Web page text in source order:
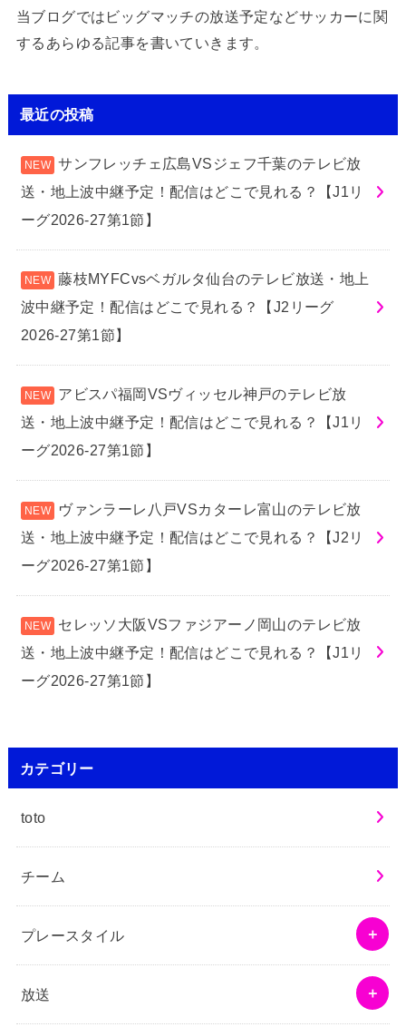
当ブログではビッグマッチの放送予定などサッカーに関
するあらゆる記事を書いていきます。
最近の投稿
サンフレッチェ広島VSジェフ千葉のテレビ放
送・地上波中継予定！配信はどこで見れる？【J1リ
ーグ2026-27第1節】
藤枝MYFCvsベガルタ仙台のテレビ放送・地上
波中継予定！配信はどこで見れる？【J2リーグ
2026-27第1節】
アビスパ福岡VSヴィッセル神戸のテレビ放
送・地上波中継予定！配信はどこで見れる？【J1リ
ーグ2026-27第1節】
ヴァンラーレ八戸VSカターレ富山のテレビ放
送・地上波中継予定！配信はどこで見れる？【J2リ
ーグ2026-27第1節】
セレッソ大阪VSファジアーノ岡山のテレビ放
送・地上波中継予定！配信はどこで見れる？【J1リ
ーグ2026-27第1節】
カテゴリー
toto
チーム
プレースタイル
放送